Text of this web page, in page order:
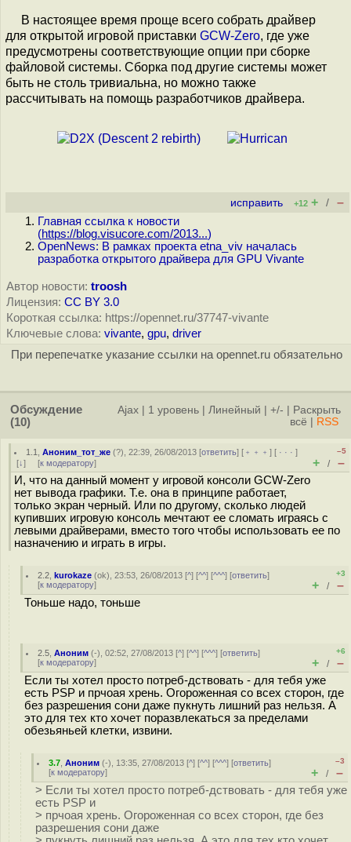
В настоящее время проще всего собрать драйвер
для открытой игровой приставки GCW-Zero, где уже
предусмотрены соответствующие опции при сборке
файловой системы. Сборка под другие системы может
быть не столь тривиальна, но можно также
рассчитывать на помощь разработчиков драйвера.
исправить +12 + / –
Главная ссылка к новости
(https://blog.visucore.com/2013...)
OpenNews: В рамках проекта etna_viv началась
разработка открытого драйвера для GPU Vivante
Автор новости: troosh
Лицензия: CC BY 3.0
Короткая ссылка: https://opennet.ru/37747-vivante
Ключевые слова: vivante, gpu, driver
При перепечатке указание ссылки на opennet.ru обязательно
Обсуждение
(10)
Ajax 1 уровень Линейный +/-
Раскрыть
всё
RSS
1.1 ,Аноним_тот_же (?), 22:39, 26/08/2013 [ответить] [ ﹢﹢﹢] [ · · ·]
[↓] [к модератору]
–5
+ / –
И, что на данный момент у игровой консоли GCW-Zero
нет вывода графики. Т.е. она в принципе работает,
только экран черный. Или по другому, сколько людей
купивших игровую консоль мечтают ее сломать играясь с
левыми драйверами, вместо того чтобы использовать ее по
назначению и играть в игры.
2.2 ,kurokaze (ok), 23:53, 26/08/2013 [^] [^^] [^^^] [ответить]
[к модератору]
+3
+ / –
Тоньше надо, тоньше
2.5 ,Аноним (-), 02:52, 27/08/2013 [^] [^^] [^^^] [ответить]
[к модератору]
+6
+ / –
Если ты хотел просто потреб-дствовать - для тебя уже
есть PSP и прчоая хрень. Огороженная со всех сторон, где
без разрешения сони даже пyкнуть лишний раз нельзя. А
это для тех кто хочет поразвлекаться за пределами
обeзьяньей клетки, извини.
3.7 ,Аноним (-), 13:35, 27/08/2013 [^] [^^] [^^^] [ответить]
[к модератору]
–3
+ / –
> Если ты хотел просто потреб-дствовать - для тебя уже
есть PSP и
> прчоая хрень. Огороженная со всех сторон, где без
разрешения сони даже